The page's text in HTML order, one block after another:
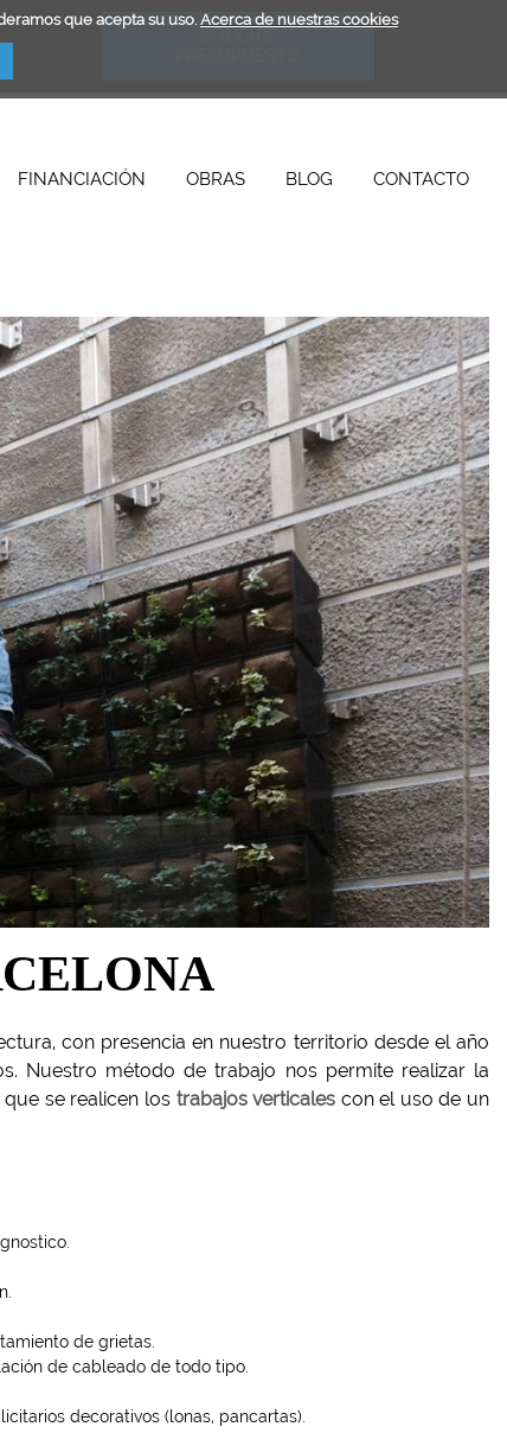
que acepta su uso.Acerca de nuestras cookies
FINANCIACIÓN OBRAS BLOG CONTACTO
con presencia en nuestro territorio desde el año
Nuestro método de trabajo nos permite realizar la
se realicen los trabajos verticales con el uso de un
de grietas.
de cableado de todo tipo.
decorativos (lonas, pancartas).